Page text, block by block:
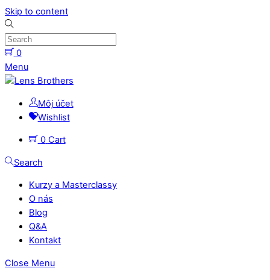
Skip to content
0
Menu
Môj účet
Wishlist
0 Cart
Search
Kurzy a Masterclassy
O nás
Blog
Q&A
Kontakt
Close Menu